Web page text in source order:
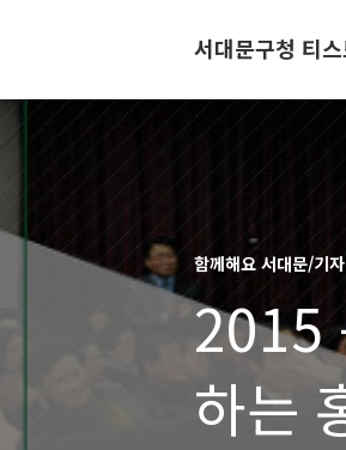
서대문구청 티
함께해요 서대문/기
2015
하는